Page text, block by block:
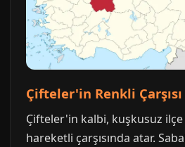
Çifteler'in Renkli Çarşısı
Çifteler'in kalbi, kuşkusuz
hareketli çarşısında atar.